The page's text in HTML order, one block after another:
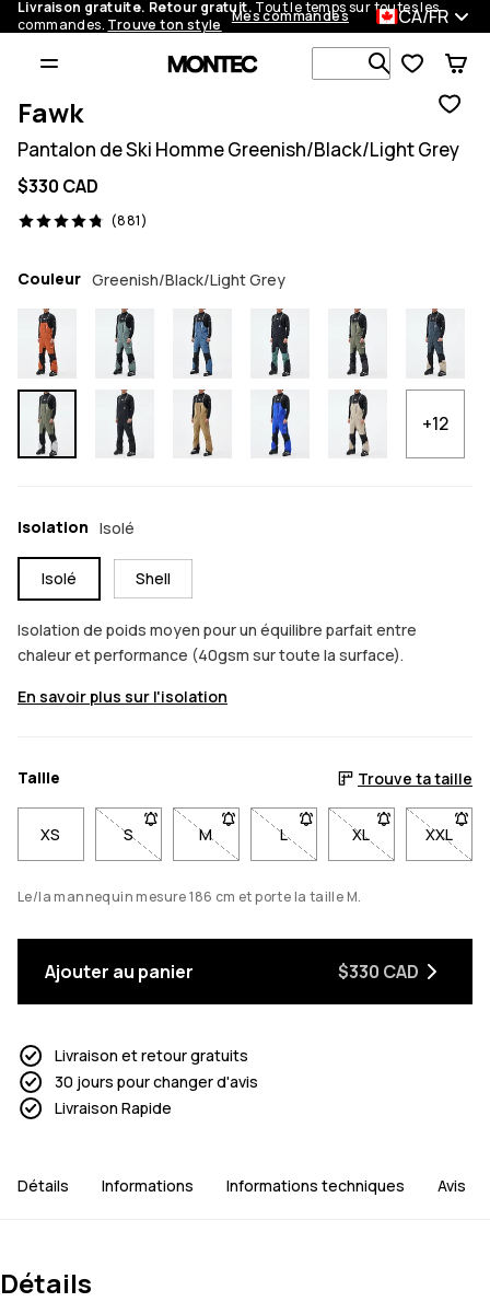
Livraison gratuite. Retour gratuit. Tout le temps sur toutes les
commandes. Trouve ton style Mes commandes CA/FR
Recherche
Fawk
Pantalon de Ski Homme Greenish/Black/Light Grey
$330 CAD
(881)
881 avis, 4.8/5
Couleur Greenish/Black/Light Grey
+12
Isolation Isolé
Isolé Shell
Isolation de poids moyen pour un équilibre parfait entre
chaleur et performance (40gsm sur toute la surface).
En savoir plus sur l'isolation
Taille Trouve ta taille
XS S- Taille S non disponible. Cliquez pour être averti
M- Taille M non disponible. Cliquez
L- Taille L non disponible.
XL- Taille XL non
XXL
-
Le/la mannequin mesure 186 cm et porte la taille M.
Ajouter au panier $330 CAD
Livraison et retour gratuits
30 jours pour changer d'avis
Livraison Rapide
Détails Informations Informations techniques Avis
Détails